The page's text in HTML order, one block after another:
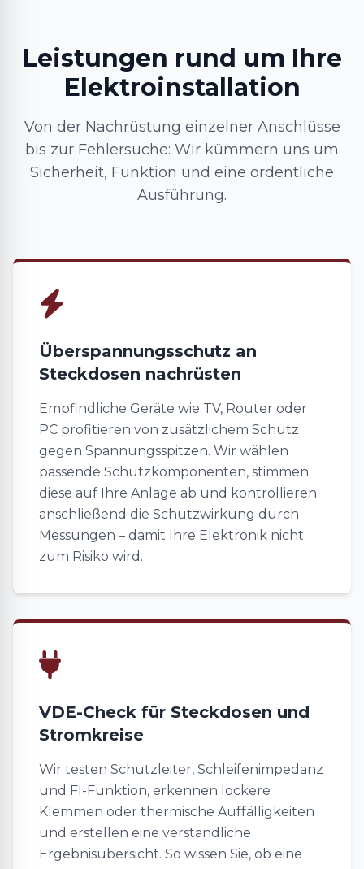
Leistungen rund um Ihre
Elektroinstallation
Von der Nachrüstung einzelner Anschlüsse
bis zur Fehlersuche: Wir kümmern uns um
Sicherheit, Funktion und eine ordentliche
Ausführung.
Überspannungsschutz an
Steckdosen nachrüsten
Empfindliche Geräte wie TV, Router oder
PC profitieren von zusätzlichem Schutz
gegen Spannungsspitzen. Wir wählen
passende Schutzkomponenten, stimmen
diese auf Ihre Anlage ab und kontrollieren
anschließend die Schutzwirkung durch
Messungen – damit Ihre Elektronik nicht
zum Risiko wird.
VDE-Check für Steckdosen und
Stromkreise
Wir testen Schutzleiter, Schleifenimpedanz
und FI-Funktion, erkennen lockere
Klemmen oder thermische Auffälligkeiten
und erstellen eine verständliche
Ergebnisübersicht. So wissen Sie, ob eine